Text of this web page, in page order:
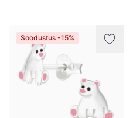
Soodustus -15%